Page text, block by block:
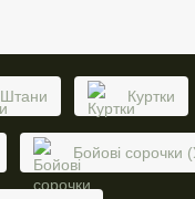
Штани Куртки
Бойові сорочки